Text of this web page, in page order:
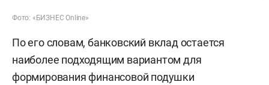
Фото: «БИЗНЕС Online»
По его словам, банковский вклад остается
наиболее подходящим вариантом для
формирования финансовой подушки